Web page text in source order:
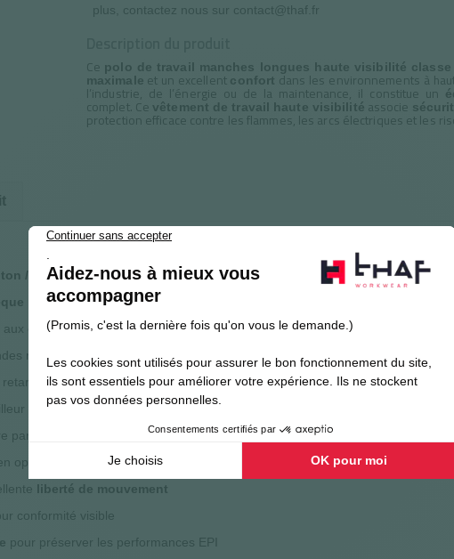
plus, contactez nous sur contact@thaf.fr
Ce polo de travail manches longues haute visibilité
maximale et un excellent confort dans les environnements à
l’industrie, de l’énergie ou de la maintenance, il constitue un
complet. Ce vêtement de travail haute visibilité associe
protection efficace contre les flammes, les arcs électriques et les
/ 1% fibres antistatiques – 210 g/m²
pour une protection durable
aux environnements sensibles
réfléchissantes thermocollées
flamme pour plus de sécurité
confort en extérieur
par boutons
optimal
liberté de mouvement
conformité visible
pour préserver les performances EPI